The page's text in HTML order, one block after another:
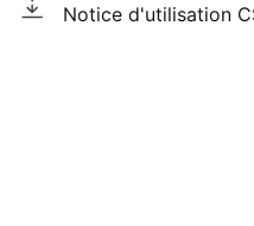
Notice d'utilisation